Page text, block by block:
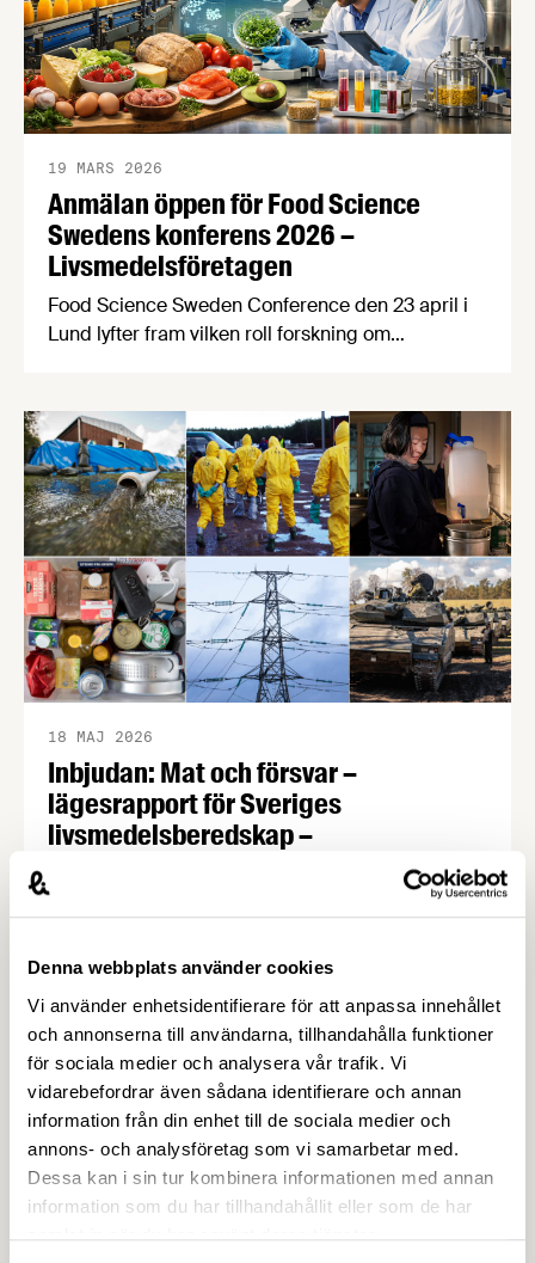
Denna webbplats använder cookies
Vi använder enhetsidentifierare för att anpassa innehållet
och annonserna till användarna, tillhandahålla funktioner
för sociala medier och analysera vår trafik. Vi
vidarebefordrar även sådana identifierare och annan
information från din enhet till de sociala medier och
annons- och analysföretag som vi samarbetar med.
Dessa kan i sin tur kombinera informationen med annan
information som du har tillhandahållit eller som de har
Anmälan öppen för Food Science
Swedens konferens 2026 –
Livsmedelsföretagen
19 MARS 2026
Food Science Sweden Conference den 23 april i
Lund lyfter fram vilken roll forskning om
diskussionerna om högprocessade livsmedel ökar.
Sista anmälningsdag 13 april! Processad mat har
alltid varit central för att kunna förse befolkningar
med säker och effektiv …
Inbjudan: Mat och försvar –
lägesrapport för Sveriges
livsmedelsberedskap –
18 MAJ 2026
Har vår beredskap blivit bättre? Den 28 maj kl 12-
och försvar, där politiker, experter och
livsmedelsförsörjning utifrån en uppföljning av
Livsmedelsföretagens beredskapsrapport Recept
för resiliens. Livsmedelsförsörjningen är en
central del av Sveriges civila och militära försvar.